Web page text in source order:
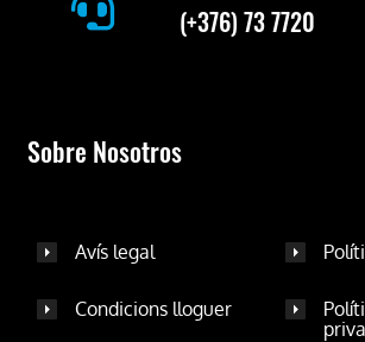
(+376) 73 7720
Sobre Nosotros
Avís legal
Condicions lloguer